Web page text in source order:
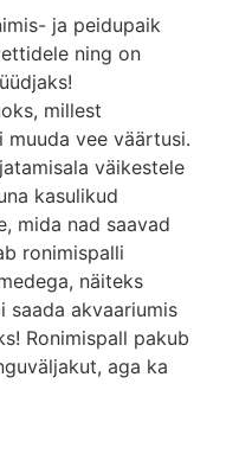
ja peidupaik
ning on
millest
vee väärtusi.
väikestele
kasulikud
mida nad saavad
ronimispalli
näiteks
saada akvaariumis
Ronimispall pakub
aga ka